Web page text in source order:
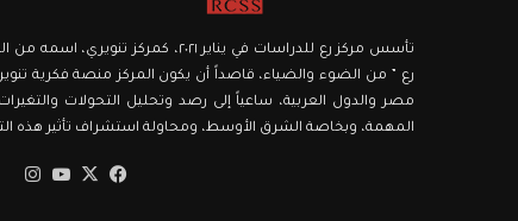
تأسس مركز رع للدراسات في يناير ٢٠٢١،
رع ” من الضوء والضياء، قاصداً أن يكون المركز منصة فكرية
مصر والدول العربية، ساعياً إلى رصد وتحليل التحولات
المهمة، وبخاصة الشرق الأوسط، ومحاولة استشراف تأثير هذه
فيسبوك
‫X